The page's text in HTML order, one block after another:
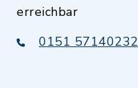
erreichbar
0151 57140232